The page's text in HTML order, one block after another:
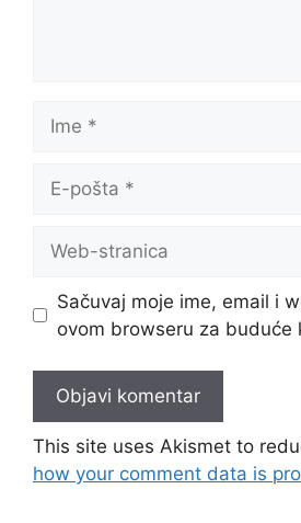
pošta
stranica
Sačuvaj moje ime, email i
ovom browseru za buduće
This site uses Akismet to
how your comment data is